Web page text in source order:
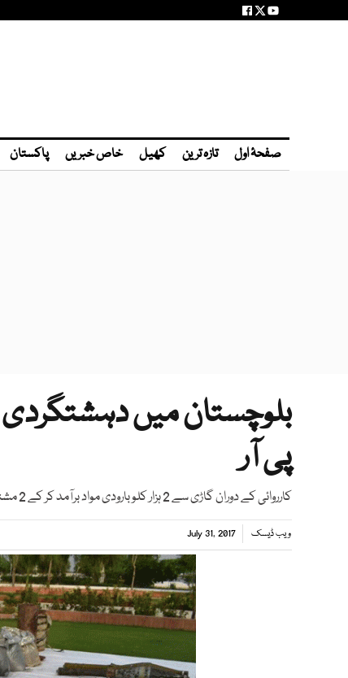
صفحۂ اول تازہ ترین کھیل خاص خبریں پاکستان
بلوچستان میں دہشتگردی
پی آر
کارروائی کے دوران گاڑی سے 2 ہزار کلو بارودی مواد برآمد کر کے 2 مشتبہ افراد کو گرفتار کر لیا گیا،ترجمان پاک فوج
ویب ڈیسک July 31, 2017